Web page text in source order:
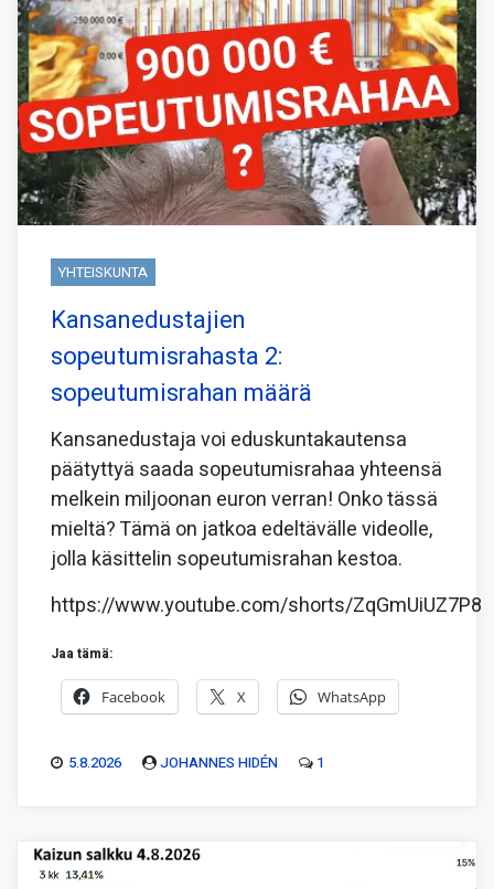
YHTEISKUNTA
Kansanedustajien
sopeutumisrahasta 2:
sopeutumisrahan määrä
Kansanedustaja voi eduskuntakautensa
päätyttyä saada sopeutumisrahaa yhteensä
melkein miljoonan euron verran! Onko tässä
mieltä? Tämä on jatkoa edeltävälle videolle,
jolla käsittelin sopeutumisrahan kestoa.
https://www.youtube.com/shorts/ZqGmUiUZ7P8
Jaa tämä:
Facebook X WhatsApp
5.8.2026 JOHANNES HIDÉN 1